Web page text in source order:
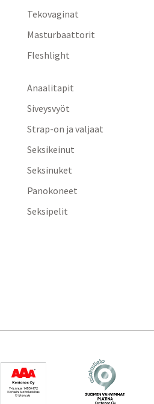
Tekovaginat
Masturbaattorit
Fleshlight
Anaalitapit
Siveysvyöt
Strap-on ja valjaat
Seksikeinut
Seksinuket
Panokoneet
Seksipelit